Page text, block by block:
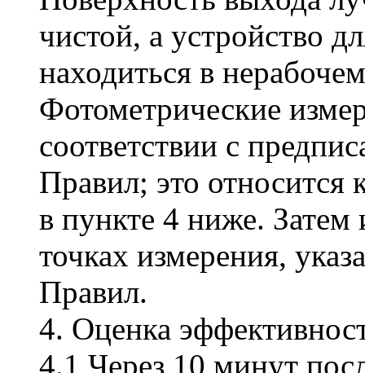
чистой, а устройство
находиться в
Фотометрические
соответствии с
Правил; это
в пункте 4 ниже.
точках измерения,
Правил.
4. Оценка
4.1 Через 10 минут